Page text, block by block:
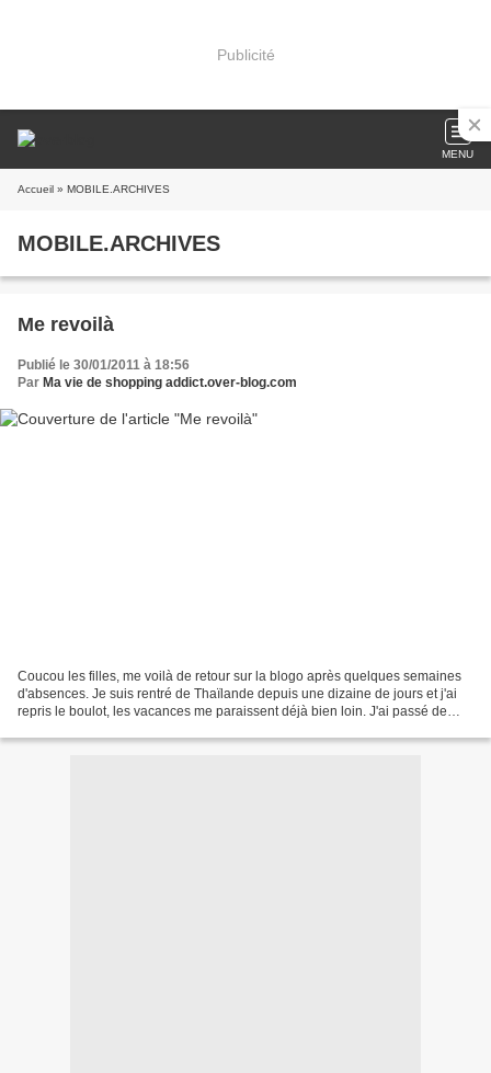
Publicité
MENU
Accueil » MOBILE.ARCHIVES
MOBILE.ARCHIVES
Me revoilà
Publié le 30/01/2011 à 18:56
Par Ma vie de shopping addict.over-blog.com
Coucou les filles, me voilà de retour sur la blogo après quelques semaines
d'absences. Je suis rentré de Thaïlande depuis une dizaine de jours et j'ai
repris le boulot, les vacances me paraissent déjà bien loin. J'ai passé de